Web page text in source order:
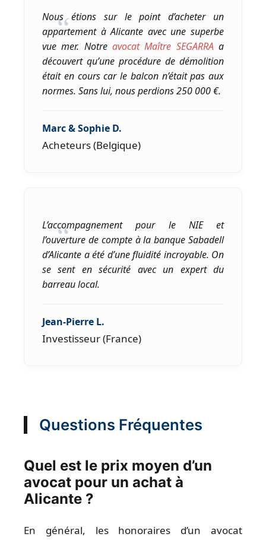
“
Nous étions sur le point d’acheter un
appartement à Alicante avec une superbe
vue mer. Notre avocat Maître SEGARRAa
découvert qu’une procédure de démolition
était en cours car le balcon n’était pas aux
normes. Sans lui, nous perdions 250 000 €.
Marc & Sophie D.
Acheteurs (Belgique)
“
L’accompagnement pour le NIE et
l’ouverture de compte à la banque Sabadell
d’Alicante a été d’une fluidité incroyable. On
se sent en sécurité avec un expert du
barreau local.
Jean-Pierre L.
Investisseur (France)
Questions Fréquentes
Quel est le prix moyen d’un
avocat pour un achat à
Alicante ?
En général, les honoraires d’un avocat